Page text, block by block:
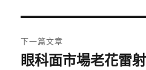
覽
文
章:
下一篇文章
下
眼科面市場老花雷